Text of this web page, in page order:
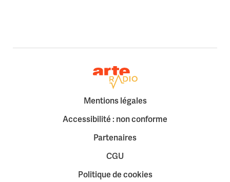
Retour à la page d'accueil
Mentions légales
Accessibilité : non conforme
Partenaires
CGU
Politique de cookies